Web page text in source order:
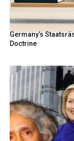
Germany’s
Doctrine